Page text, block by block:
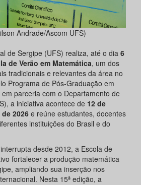
Andrade/Ascom UFS)
de Sergipe (UFS) realiza, até o dia 6
de Verão em Matemática, um dos
tradicionais e relevantes da área no
Programa de Pós-Graduação em
parceria com o Departamento de
a iniciativa acontece de 12 de
2026 e reúne estudantes, docentes
instituições do Brasil e do
desde 2012, a Escola de
fortalecer a produção matemática
ampliando sua inserção nos
Nesta 15ª edição, a